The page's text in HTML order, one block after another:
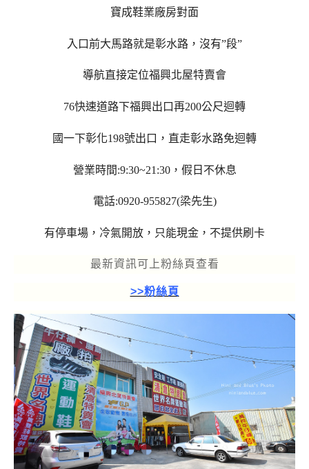
寶成鞋業廠房對面
入口前大馬路就是彰水路，沒有”段”
導航直接定位福興北屋特賣會
76快速道路下福興出口再200公尺迴轉
國一下彰化198號出口，直走彰水路免迴轉
營業時間:9:30~21:30，假日不休息
電話:0920-955827(梁先生)
有停車場，冷氣開放， 只能現金，不提供刷卡
最新資訊可上粉絲頁查看
>>粉絲頁